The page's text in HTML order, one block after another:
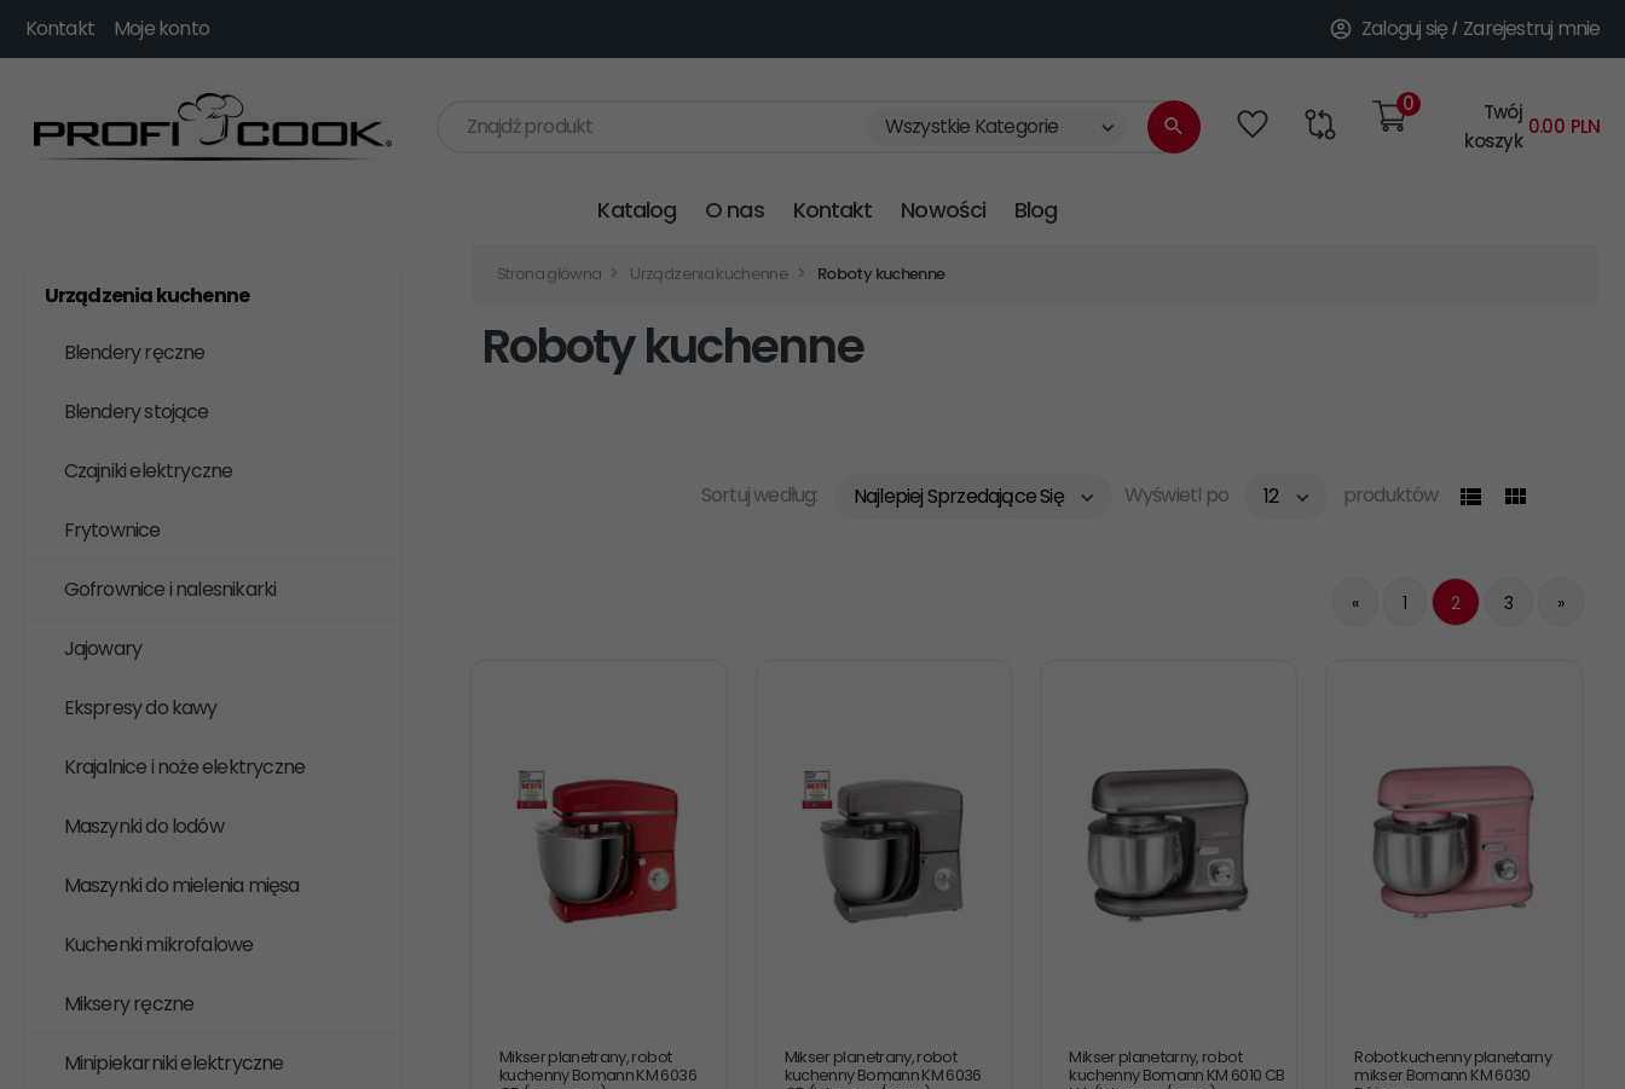
Zaloguj się Zarejestruj mnie
Kontakt Moje konto
Znajdź produkt categories_searcher
Wszystkie Kategorie
Twój
koszyk
0.00 PLN
0
Katalog O nas Kontakt Nowości Blog
Urządzenia kuchenne
Blendery ręczne
Blendery stojące
Czajniki elektryczne
Frytownice
Gofrownice i nalesnikarki
Jajowary
Ekspresy do kawy
Krajalnice i noże elektryczne
Maszynki do lodów
Maszynki do mielenia mięsa
Kuchenki mikrofalowe
Miksery ręczne
Minipiekarniki elektryczne
Strona główna Urządzenia kuchenne Roboty kuchenne
Roboty kuchenne
Sortuj według: Najlepiej Sprzedające Się Wyświetl po pop
12 produktów
« 1 2 3 »
Mikser planetrany, robot
kuchenny Bomann KM 6036
Mikser planetrany, robot
kuchenny Bomann KM 6036
Mikser planetarny, robot
kuchenny Bomann KM 6010 CB
Robot kuchenny planetarny
mikser Bomann KM 6030